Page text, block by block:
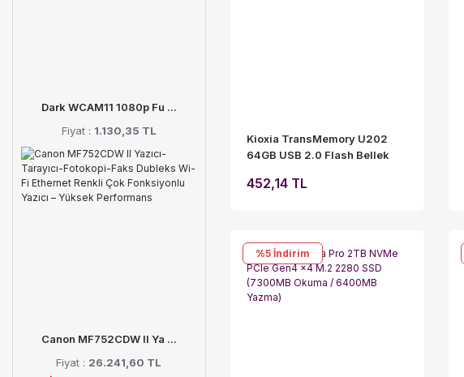
Dark WCAM11 1080p Fu ...
Fiyat : 1.130,35 TL
Canon MF752CDW II Ya ...
Fiyat : 26.241,60 TL
Kioxia TransMemory U202
64GB USB 2.0 Flash Bellek
452,14 TL
%5 İndirim